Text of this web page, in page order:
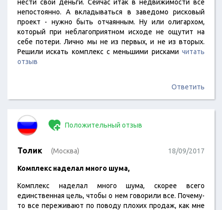
нести свои деньги. Сейчас итак в недвижимости все
непостоянно. А вкладываться в заведомо рисковый
проект - нужно быть отчаянным. Ну или олигархом,
который при неблагоприятном исходе не ощутит на
себе потери. Лично мы не из первых, и не из вторых.
Решили искать комплекс с меньшими рисками читать
отзыв
Ответить
Положительный отзыв
Толик (Москва) 18/09/2017
Комплекс наделал много шума,
Комплекс наделал много шума, скорее всего
единственная цель, чтобы о нем говорили все. Почему-
то все переживают по поводу плохих продаж, как мне